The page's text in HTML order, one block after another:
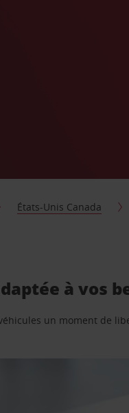
États-Unis Canada
à vos
un moment de